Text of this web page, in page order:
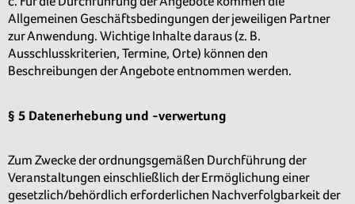
Allgemeinen Geschäftsbedingungen der jeweiligen Partner
zur Anwendung. Wichtige Inhalte daraus (z. B.
Ausschlusskriterien, Termine, Orte) können den
Beschreibungen der Angebote entnommen werden.
§ 5 Datenerhebung und -verwertung
Zum Zwecke der ordnungsgemäßen Durchführung der
Veranstaltungen einschließlich der Ermöglichung einer
gesetzlich/behördlich erforderlichen Nachverfolgbarkeit der